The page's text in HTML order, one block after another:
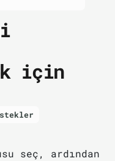
için
seç, ardından